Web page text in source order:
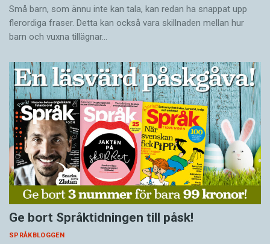
Små barn, som ännu inte kan tala, kan redan ha snappat upp
flerordiga fraser. Detta kan också vara skillnaden mellan hur
barn och vuxna tillägnar…
Ge bort Språktidningen till påsk!
SPRÅKBLOGGEN